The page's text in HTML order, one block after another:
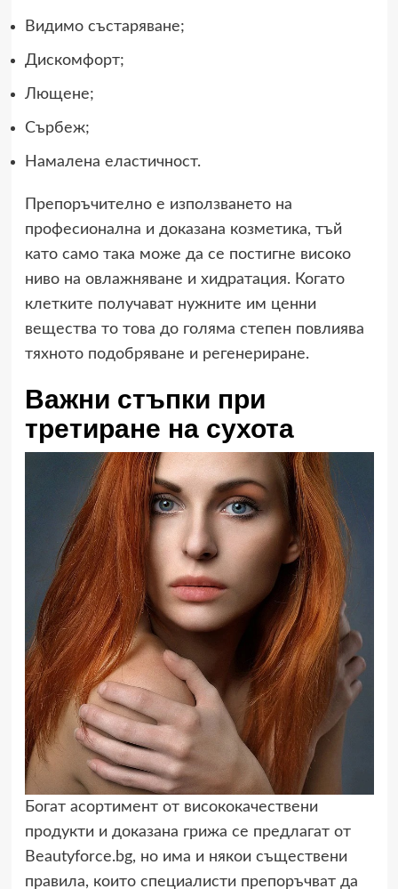
Видимо състаряване;
Дискомфорт;
Лющене;
Сърбеж;
Намалена еластичност.
Препоръчително е използването на
професионална и доказана козметика, тъй
като само така може да се постигне високо
ниво на овлажняване и хидратация. Когато
клетките получават нужните им ценни
вещества то това до голяма степен повлиява
тяхното подобряване и регенериране.
Важни стъпки при
третиране на сухота
Богат асортимент от висококачествени
продукти и доказана грижа се предлагат от
Beautyforce.bg, но има и някои съществени
правила, които специалисти препоръчват да